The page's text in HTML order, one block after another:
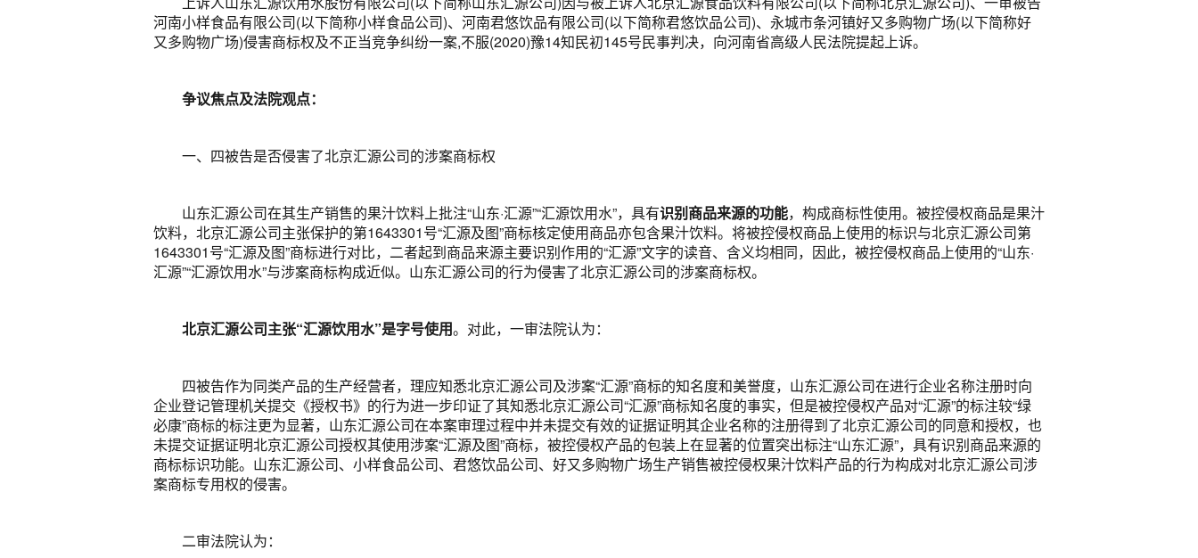
河南小样食品有限公司(以下简称小样食品公司)、河南君悠饮品有限公司(以下简称君悠饮品公司)、永城市条河镇好又多购物广场(以下简称好
又多购物广场)侵害商标权及不正当竞争纠纷一案,不服(2020)豫14知民初145号民事判决，向河南省高级人民法院提起上诉。
争议焦点及法院观点：
一、四被告是否侵害了北京汇源公司的涉案商标权
山东汇源公司在其生产销售的果汁饮料上批注“山东·汇源”“汇源饮用水”，具有识别商品来源的功能，构成商标性使用。被控侵权商品是果汁
饮料，北京汇源公司主张保护的第1643301号“汇源及图”商标核定使用商品亦包含果汁饮料。将被控侵权商品上使用的标识与北京汇源公司第
1643301号“汇源及图”商标进行对比，二者起到商品来源主要识别作用的“汇源”文字的读音、含义均相同，因此，被控侵权商品上使用的“山东·
汇源”“汇源饮用水”与涉案商标构成近似。山东汇源公司的行为侵害了北京汇源公司的涉案商标权。
北京汇源公司主张“汇源饮用水”是字号使用。 对此，一审法院认为：
四被告作为同类产品的生产经营者，理应知悉北京汇源公司及涉案“汇源”商标的知名度和美誉度，山东汇源公司在进行企业名称注册时向
企业登记管理机关提交《授权书》的行为进一步印证了其知悉北京汇源公司“汇源”商标知名度的事实，但是被控侵权产品对“汇源”的标注较“绿
必康”商标的标注更为显著，山东汇源公司在本案审理过程中并未提交有效的证据证明其企业名称的注册得到了北京汇源公司的同意和授权，也
未提交证据证明北京汇源公司授权其使用涉案“汇源及图”商标，被控侵权产品的包装上在显著的位置突出标注“山东汇源”，具有识别商品来源的
商标标识功能。山东汇源公司、小样食品公司、君悠饮品公司、好又多购物广场生产销售被控侵权果汁饮料产品的行为构成对北京汇源公司涉
案商标专用权的侵害。
二审法院认为：